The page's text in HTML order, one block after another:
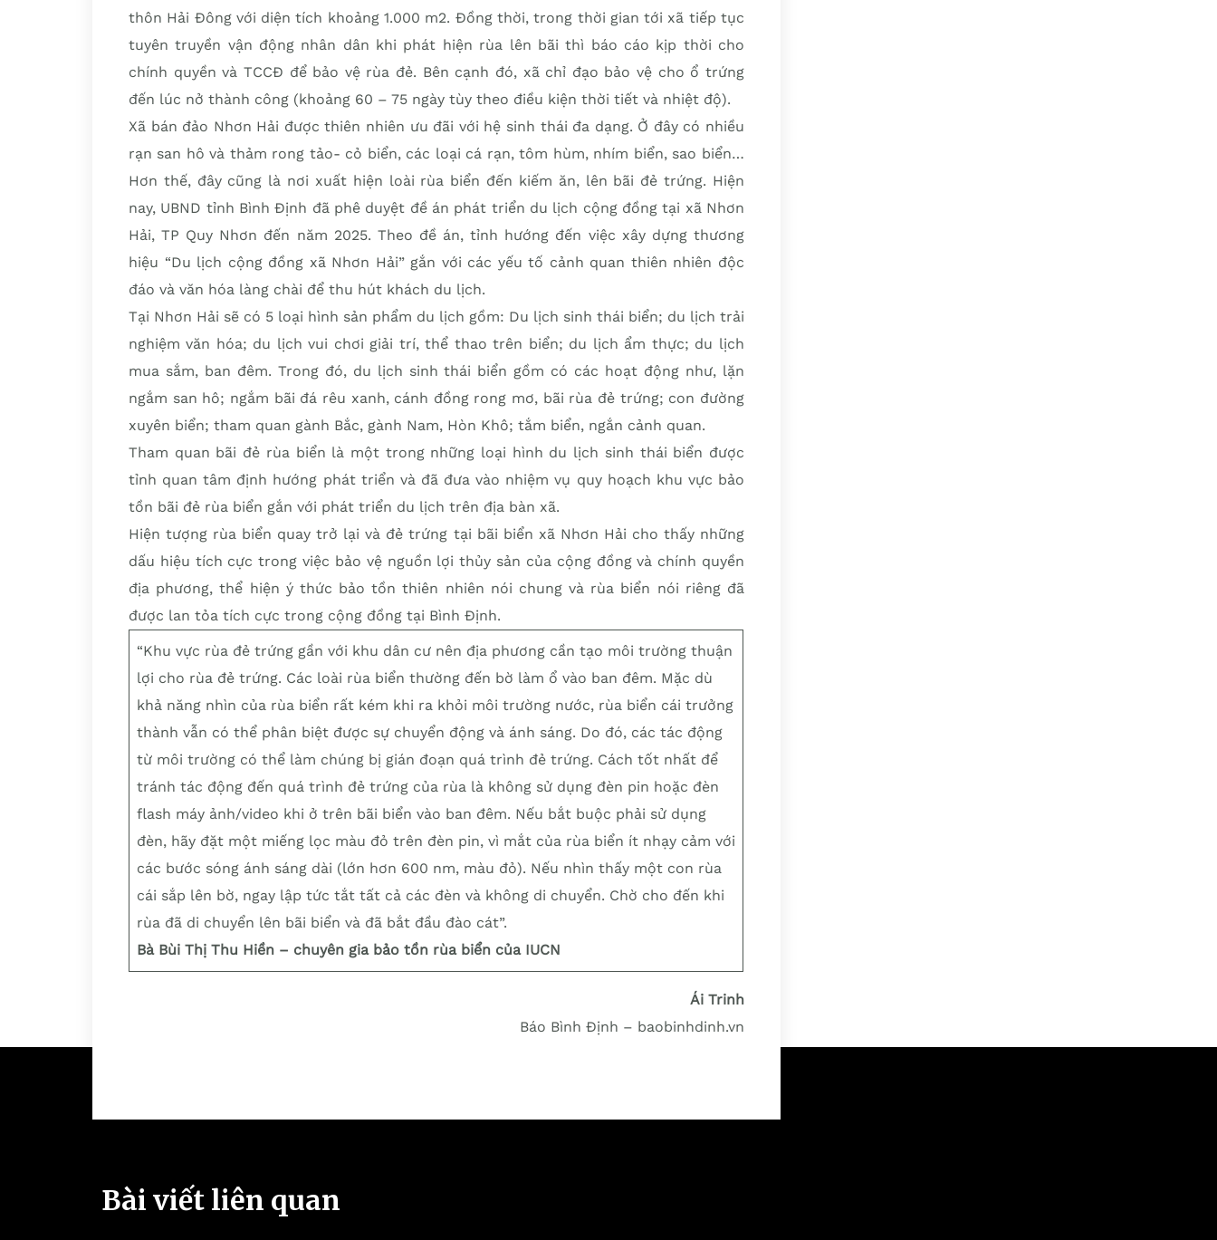
thôn Hải Đông với diện tích khoảng 1.000 m2. Đồng thời, trong thời gian tới xã tiếp tục
tuyên truyền vận động nhân dân khi phát hiện rùa lên bãi thì báo cáo kịp thời cho
chính quyền và TCCĐ để bảo vệ rùa đẻ. Bên cạnh đó, xã chỉ đạo bảo vệ cho ổ trứng
đến lúc nở thành công (khoảng 60 – 75 ngày tùy theo điều kiện thời tiết và nhiệt độ).
Xã bán đảo Nhơn Hải được thiên nhiên ưu đãi với hệ sinh thái đa dạng. Ở đây có nhiều
rạn san hô và thảm rong tảo- cỏ biển, các loại cá rạn, tôm hùm, nhím biển, sao biển…
Hơn thế, đây cũng là nơi xuất hiện loài rùa biển đến kiếm ăn, lên bãi đẻ trứng. Hiện
nay, UBND tỉnh Bình Định đã phê duyệt đề án phát triển du lịch cộng đồng tại xã Nhơn
Hải, TP Quy Nhơn đến năm 2025. Theo đề án, tỉnh hướng đến việc xây dựng thương
hiệu “Du lịch cộng đồng xã Nhơn Hải” gắn với các yếu tố cảnh quan thiên nhiên độc
đáo và văn hóa làng chài để thu hút khách du lịch.
Tại Nhơn Hải sẽ có 5 loại hình sản phẩm du lịch gồm: Du lịch sinh thái biển; du lịch trải
nghiệm văn hóa; du lịch vui chơi giải trí, thể thao trên biển; du lịch ẩm thực; du lịch
mua sắm, ban đêm. Trong đó, du lịch sinh thái biển gồm có các hoạt động như, lặn
ngắm san hô; ngắm bãi đá rêu xanh, cánh đồng rong mơ, bãi rùa đẻ trứng; con đường
xuyên biển; tham quan gành Bắc, gành Nam, Hòn Khô; tắm biển, ngắn cảnh quan.
Tham quan bãi đẻ rùa biển là một trong những loại hình du lịch sinh thái biển được
tỉnh quan tâm định hướng phát triển và đã đưa vào nhiệm vụ quy hoạch khu vực bảo
tồn bãi đẻ rùa biển gắn với phát triển du lịch trên địa bàn xã.
Hiện tượng rùa biển quay trở lại và đẻ trứng tại bãi biển xã Nhơn Hải cho thấy những
dấu hiệu tích cực trong việc bảo vệ nguồn lợi thủy sản của cộng đồng và chính quyền
địa phương, thể hiện ý thức bảo tồn thiên nhiên nói chung và rùa biển nói riêng đã
được lan tỏa tích cực trong cộng đồng tại Bình Định.
“Khu vực rùa đẻ trứng gần với khu dân cư nên địa phương cần tạo môi trường thuận
lợi cho rùa đẻ trứng. Các loài rùa biển thường đến bờ làm ổ vào ban đêm. Mặc dù
khả năng nhìn của rùa biển rất kém khi ra khỏi môi trường nước, rùa biển cái trưởng
thành vẫn có thể phân biệt được sự chuyển động và ánh sáng. Do đó, các tác động
từ môi trường có thể làm chúng bị gián đoạn quá trình đẻ trứng. Cách tốt nhất để
tránh tác động đến quá trình đẻ trứng của rùa là không sử dụng đèn pin hoặc đèn
flash máy ảnh/video khi ở trên bãi biển vào ban đêm. Nếu bắt buộc phải sử dụng
đèn, hãy đặt một miếng lọc màu đỏ trên đèn pin, vì mắt của rùa biển ít nhạy cảm với
các bước sóng ánh sáng dài (lớn hơn 600 nm, màu đỏ). Nếu nhìn thấy một con rùa
cái sắp lên bờ, ngay lập tức tắt tất cả các đèn và không di chuyển. Chờ cho đến khi
rùa đã di chuyển lên bãi biển và đã bắt đầu đào cát”.
Bà Bùi Thị Thu Hiền – chuyên gia bảo tồn rùa biển của IUCN
Ái Trinh
Báo Bình Định – baobinhdinh.vn
Bài viết liên quan